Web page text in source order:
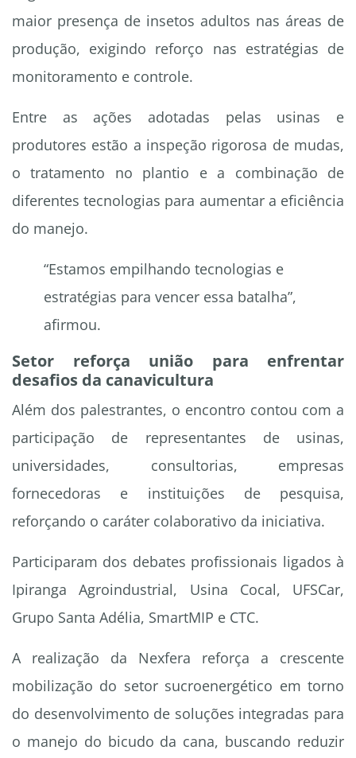
maior presença de insetos adultos nas áreas de
produção, exigindo reforço nas estratégias de
monitoramento e controle.
Entre as ações adotadas pelas usinas e
produtores estão a inspeção rigorosa de mudas,
o tratamento no plantio e a combinação de
diferentes tecnologias para aumentar a eficiência
do manejo.
“Estamos empilhando tecnologias e
estratégias para vencer essa batalha”,
afirmou.
Setor reforça união para enfrentar
desafios da canavicultura
Além dos palestrantes, o encontro contou com a
participação de representantes de usinas,
universidades, consultorias, empresas
fornecedoras e instituições de pesquisa,
reforçando o caráter colaborativo da iniciativa.
Participaram dos debates profissionais ligados à
Ipiranga Agroindustrial, Usina Cocal, UFSCar,
Grupo Santa Adélia, SmartMIP e CTC.
A realização da Nexfera reforça a crescente
mobilização do setor sucroenergético em torno
do desenvolvimento de soluções integradas para
o manejo do bicudo da cana, buscando reduzir